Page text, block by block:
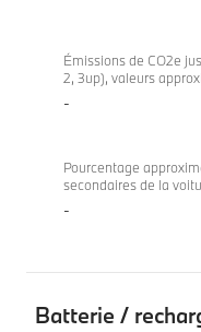
carbone
Émissions de CO2e
2, 3up), valeurs
-
Pourcentage
secondaires de la
-
Batterie /